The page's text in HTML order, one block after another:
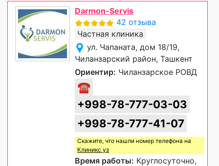
Darmon-Servis
42 отзыва
Частная клиника
ул. Чапаната, дом 18/19,
Чиланзарский район, Ташкент
Ориентир: Чиланзарское РОВД
☎
+998-78-777-03-03
+998-78-777-41-07
Скажите, что нашли номер телефона на
Клиникс уз
Время работы: Круглосуточно,